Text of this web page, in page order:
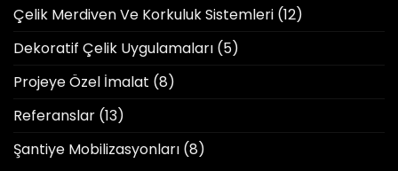
Çelik Merdiven Ve Korkuluk Sistemleri (12)
Dekoratif Çelik Uygulamaları (5)
Projeye Özel İmalat (8)
Referanslar (13)
Şantiye Mobilizasyonları (8)